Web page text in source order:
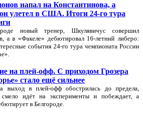
напал на Константинова, а
улетел в США. Итоги 24-го тура
новый тренер, Шкулявичус совершил
а в «Факеле» дебютировал 16-летний либеро:
события 24-го тура чемпионата России
на плей-офф. С приходом Грозера
стало ещё сильнее
выход в плей-офф обострилась до предела,
идёт на эксперименты и побеждает, а
в Белгороде.